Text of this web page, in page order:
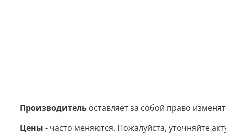
Производитель оставляет за собой право
Цены - часто меняются. Пожалуйста, уточняйте